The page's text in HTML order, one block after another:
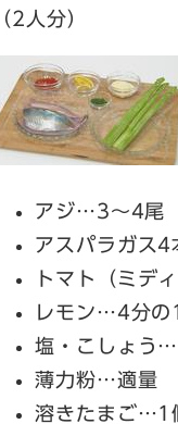
（2人分）
アジ…3～4尾
アスパラガス4
トマト（ミデ
レモン…4分の
塩・こしょう
薄力粉…適量
溶きたまご…1